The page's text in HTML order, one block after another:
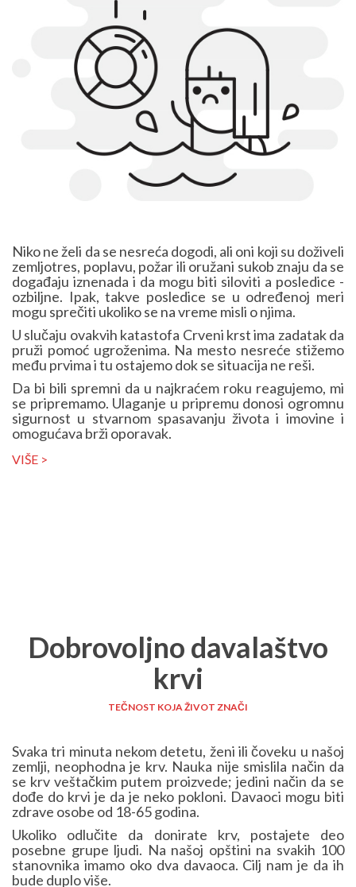
Niko ne želi da se nesreća dogodi, ali oni koji su doživeli
zemljotres, poplavu, požar ili oružani sukob znaju da se
događaju iznenada i da mogu biti siloviti a posledice -
ozbiljne. Ipak, takve posledice se u određenoj meri
mogu sprečiti ukoliko se na vreme misli o njima.
U slučaju ovakvih katastofa Crveni krst ima zadatak da
pruži pomoć ugroženima. Na mesto nesreće stižemo
među prvima i tu ostajemo dok se situacija ne reši.
Da bi bili spremni da u najkraćem roku reagujemo, mi
se pripremamo. Ulaganje u pripremu donosi ogromnu
sigurnost u stvarnom spasavanju života i imovine i
omogućava brži oporavak.
VIŠE >
Dobrovoljno davalaštvo
krvi
TEČNOST KOJA ŽIVOT ZNAČI
Svaka tri minuta nekom detetu, ženi ili čoveku u našoj
zemlji, neophodna je krv. Nauka nije smislila način da
se krv veštačkim putem proizvede; jedini način da se
dođe do krvi je da je neko pokloni. Davaoci mogu biti
zdrave osobe od 18-65 godina.
Ukoliko odlučite da donirate krv, postajete deo
posebne grupe ljudi. Na našoj opštini na svakih 100
stanovnika imamo oko dva davaoca. Cilj nam je da ih
bude duplo više.